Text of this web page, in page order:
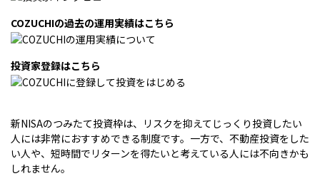
COZUCHIの過去の運用実績はこちら
投資家登録はこちら
新NISAのつみたて投資枠は、リスクを抑えてじっくり投資したい
人には非常におすすめできる制度です。一方で、不動産投資をした
い人や、短時間でリターンを得たいと考えている人には不向きかも
しれません。